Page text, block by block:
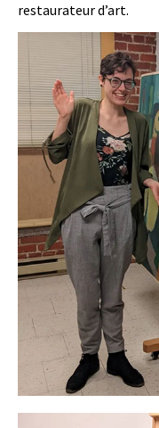
restaurateur d’art.